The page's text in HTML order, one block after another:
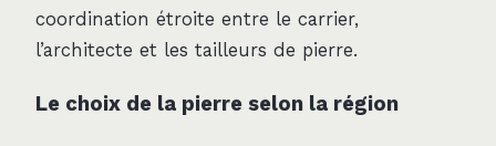
coordination étroite entre le carrier,
l’architecte et les tailleurs de pierre.
Le choix de la pierre selon la région